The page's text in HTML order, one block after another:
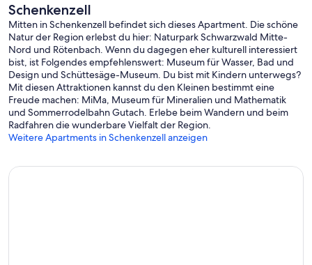
Schenkenzell
Mitten in Schenkenzell befindet sich dieses Apartment. Die schöne
Natur der Region erlebst du hier: Naturpark Schwarzwald Mitte-
Nord und Rötenbach. Wenn du dagegen eher kulturell interessiert
bist, ist Folgendes empfehlenswert: Museum für Wasser, Bad und
Design und Schüttesäge-Museum. Du bist mit Kindern unterwegs?
Mit diesen Attraktionen kannst du den Kleinen bestimmt eine
Freude machen: MiMa, Museum für Mineralien und Mathematik
und Sommerrodelbahn Gutach. Erlebe beim Wandern und beim
Radfahren die wunderbare Vielfalt der Region.
Weitere Apartments in Schenkenzell anzeigen